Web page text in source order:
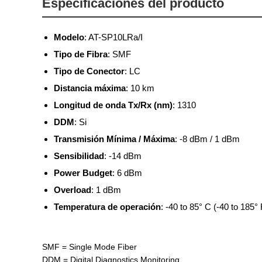
Especificaciones del producto
Modelo: AT-SP10LRa/I
Tipo de Fibra: SMF
Tipo de Conector: LC
Distancia máxima: 10 km
Longitud de onda Tx/Rx (nm): 1310
DDM: Si
Transmisión Mínima / Máxima: -8 dBm / 1 dBm
Sensibilidad: -14 dBm
Power Budget: 6 dBm
Overload: 1 dBm
Temperatura de operación: -40 to 85° C (-40 to 185°
SMF = Single Mode Fiber
DDM = Digital Diagnostics Monitoring